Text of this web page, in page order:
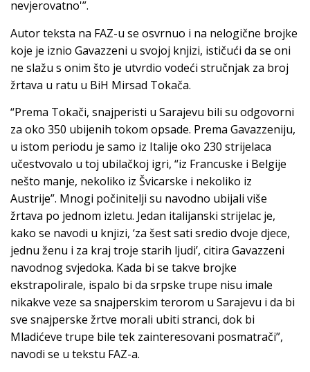
nevjerovatno'”.
Autor teksta na FAZ-u se osvrnuo i na nelogične brojke
koje je iznio Gavazzeni u svojoj knjizi, ističući da se oni
ne slažu s onim što je utvrdio vodeći stručnjak za broj
žrtava u ratu u BiH Mirsad Tokača.
“Prema Tokači, snajperisti u Sarajevu bili su odgovorni
za oko 350 ubijenih tokom opsade. Prema Gavazzeniju,
u istom periodu je samo iz Italije oko 230 strijelaca
učestvovalo u toj ubilačkoj igri, “iz Francuske i Belgije
nešto manje, nekoliko iz Švicarske i nekoliko iz
Austrije”. Mnogi počinitelji su navodno ubijali više
žrtava po jednom izletu. Jedan italijanski strijelac je,
kako se navodi u knjizi, ‘za šest sati sredio dvoje djece,
jednu ženu i za kraj troje starih ljudi’, citira Gavazzeni
navodnog svjedoka. Kada bi se takve brojke
ekstrapolirale, ispalo bi da srpske trupe nisu imale
nikakve veze sa snajperskim terorom u Sarajevu i da bi
sve snajperske žrtve morali ubiti stranci, dok bi
Mladićeve trupe bile tek zainteresovani posmatrači”,
navodi se u tekstu FAZ-a.